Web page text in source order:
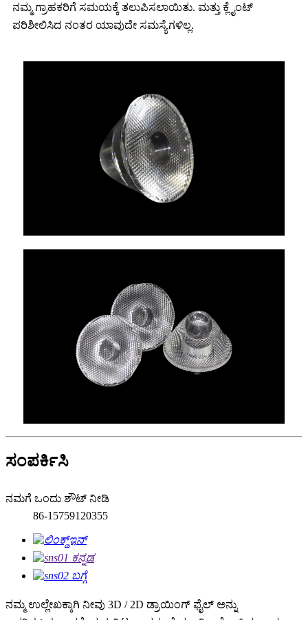
ನಮ್ಮ ಗ್ರಾಹಕರಿಗೆ ಸಮಯಕ್ಕೆ ತಲುಪಿಸಲಾಯಿತು. ಮತ್ತು ಕ್ಲೈಂಟ್
ಪರಿಶೀಲಿಸಿದ ನಂತರ ಯಾವುದೇ ಸಮಸ್ಯೆಗಳಿಲ್ಲ.
ಸಂಪರ್ಕಿಸಿ
ನಮಗೆ ಒಂದು ಶೌಟ್ ನೀಡಿ
86-15759120355
ನಮ್ಮ ಉಲ್ಲೇಖಕ್ಕಾಗಿ ನೀವು 3D / 2D ಡ್ರಾಯಿಂಗ್ ಫೈಲ್ ಅನ್ನು